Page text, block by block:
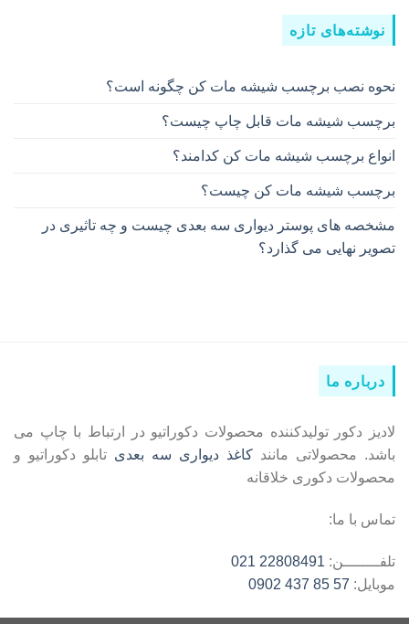
نوشته‌های تازه
نحوه نصب برچسب شیشه مات کن چگونه است؟
برچسب شیشه مات قابل چاپ چیست؟
انواع برچسب شیشه مات کن کدامند؟
برچسب شیشه مات کن چیست؟
مشخصه های پوستر دیواری سه بعدی چیست و چه تاثیری در
تصویر نهایی می گذارد؟
درباره ما
لادیز دکور تولیدکننده محصولات دکوراتیو در ارتباط با چاپ می
باشد. محصولاتی مانند کاغذ دیواری سه بعدی تابلو دکوراتیو و
محصولات دکوری خلاقانه
تماس با ما:
تلفــــــــن: 22808491 021
موبایل: 57 85 437 0902